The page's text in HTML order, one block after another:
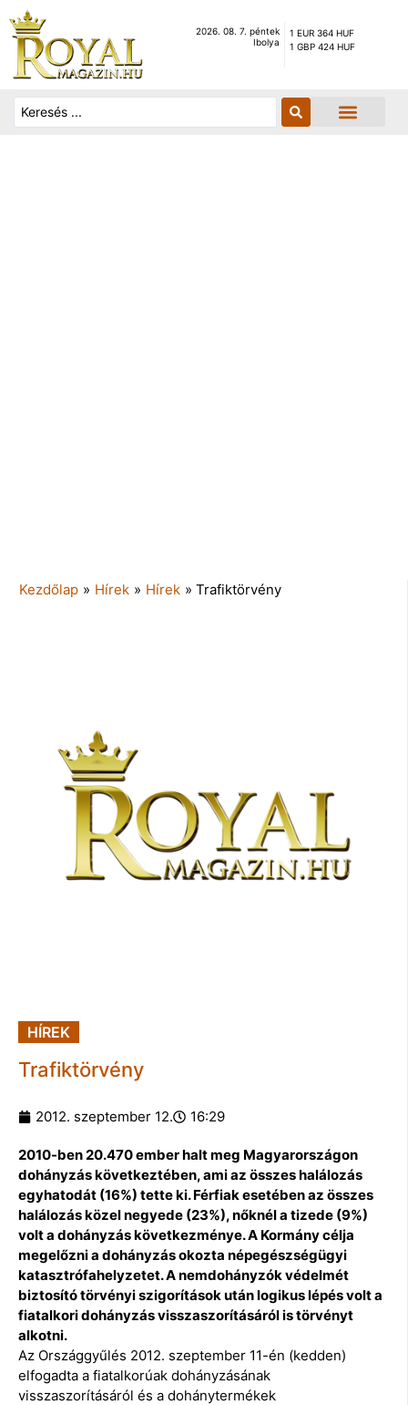
2026. 08. 7. péntek
Ibolya
1 EUR 364 HUF
1 GBP 424 HUF
Kezdőlap » Hírek » Hírek » Trafiktörvény
HÍREK
Trafiktörvény
2012. szeptember 12. 16:29
2010-ben 20.470 ember halt meg Magyarországon
dohányzás következtében, ami az összes halálozás
egyhatodát (16%) tette ki. Férfiak esetében az összes
halálozás közel negyede (23%), nőknél a tizede (9%)
volt a dohányzás következménye. A Kormány célja
megelőzni a dohányzás okozta népegészségügyi
katasztrófahelyzetet. A nemdohányzók védelmét
biztosító törvényi szigorítások után logikus lépés volt a
fiatalkori dohányzás visszaszorításáról is törvényt
alkotni.
Az Országgyűlés 2012. szeptember 11-én (kedden)
elfogadta a fiatalkorúak dohányzásának
visszaszorításáról és a dohánytermékek